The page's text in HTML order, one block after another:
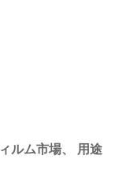
ルム市場、
用途